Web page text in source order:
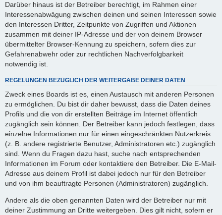
Darüber hinaus ist der Betreiber berechtigt, im Rahmen einer
Interessenabwägung zwischen deinen und seinen Interessen sowie
den Interessen Dritter, Zeitpunkte von Zugriffen und Aktionen
zusammen mit deiner IP-Adresse und der von deinem Browser
übermittelter Browser-Kennung zu speichern, sofern dies zur
Gefahrenabwehr oder zur rechtlichen Nachverfolgbarkeit
notwendig ist.
REGELUNGEN BEZÜGLICH DER WEITERGABE DEINER DATEN
Zweck eines Boards ist es, einen Austausch mit anderen Personen
zu ermöglichen. Du bist dir daher bewusst, dass die Daten deines
Profils und die von dir erstellten Beiträge im Internet öffentlich
zugänglich sein können. Der Betreiber kann jedoch festlegen, dass
einzelne Informationen nur für einen eingeschränkten Nutzerkreis
(z. B. andere registrierte Benutzer, Administratoren etc.) zugänglich
sind. Wenn du Fragen dazu hast, suche nach entsprechenden
Informationen im Forum oder kontaktiere den Betreiber. Die E-Mail-
Adresse aus deinem Profil ist dabei jedoch nur für den Betreiber
und von ihm beauftragte Personen (Administratoren) zugänglich.
Andere als die oben genannten Daten wird der Betreiber nur mit
deiner Zustimmung an Dritte weitergeben. Dies gilt nicht, sofern er